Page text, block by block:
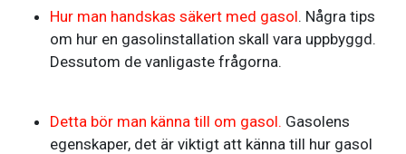
Hur man handskas säkert med gasol. Några tips
om hur en gasolinstallation skall vara uppbyggd.
Dessutom de vanligaste frågorna.
Detta bör man känna till om gasol. Gasolens
egenskaper, det är viktigt att känna till hur gasol